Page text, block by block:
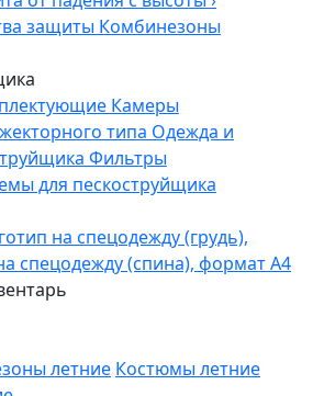
защиты Комбинезоны
Камеры
типа Одежда и
Фильтры
для пескоструйщика
на спецодежду (грудь),
спецодежду (спина), формат А4
летние Костюмы летние